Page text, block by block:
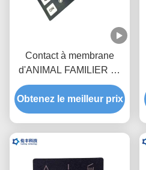
Contact à membrane
d'ANIMAL FAMILIER de
FPC, commutateur de
clavier de membrane
d'ODM d'OEM
Obtenez le meilleur prix